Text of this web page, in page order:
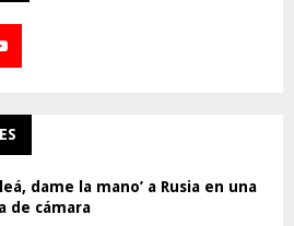
dame la mano’ a Rusia en una
de cámara